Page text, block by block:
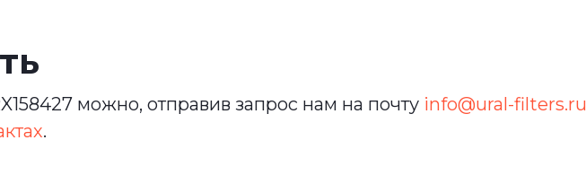
можно, отправив запрос нам на почту info@ural-filters.ru
.